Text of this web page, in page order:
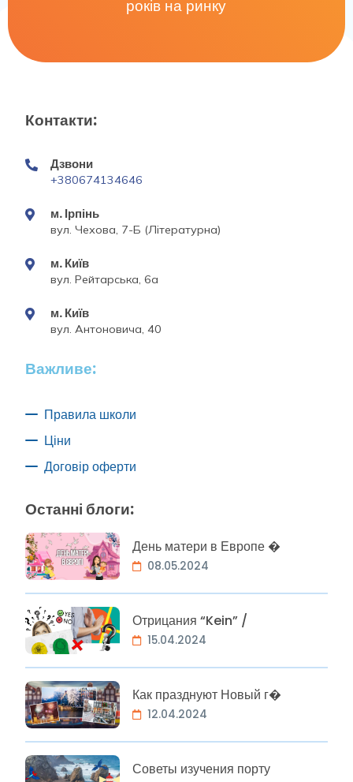
років на ринку
Контакти:
Дзвони
+380674134646
м. Ірпінь
вул. Чехова, 7-Б (Літературна)
м. Київ
вул. Рейтарська, 6а
м. Київ
вул. Антоновича, 40
Важливе:
Правила школи
Ціни
Договір оферти
Останні блоги:
День матери в Европе �
08.05.2024
Отрицания “Kein” /
15.04.2024
Как празднуют Новый г�
12.04.2024
Советы изучения порту